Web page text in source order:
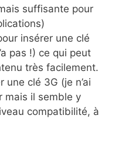
suffisante pour
insérer une clé
pas !) ce qui peut
très facilement.
clé 3G (je n’ai
mais il semble y
compatibilité, à